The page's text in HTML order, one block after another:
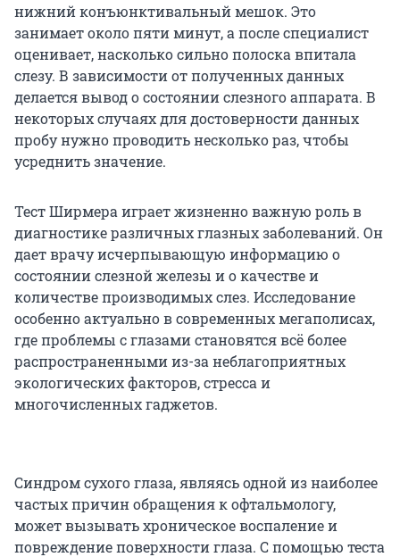
нижний конъюнктивальный мешок. Это
занимает около пяти минут, а после специалист
оценивает, насколько сильно полоска впитала
слезу. В зависимости от полученных данных
делается вывод о состоянии слезного аппарата. В
некоторых случаях для достоверности данных
пробу нужно проводить несколько раз, чтобы
усреднить значение.
Тест Ширмера играет жизненно важную роль в
диагностике различных глазных заболеваний. Он
дает врачу исчерпывающую информацию о
состоянии слезной железы и о качестве и
количестве производимых слез. Исследование
особенно актуально в современных мегаполисах,
где проблемы с глазами становятся всё более
распространенными из-за неблагоприятных
экологических факторов, стресса и
многочисленных гаджетов.
Синдром сухого глаза, являясь одной из наиболее
частых причин обращения к офтальмологу,
может вызывать хроническое воспаление и
повреждение поверхности глаза. С помощью теста